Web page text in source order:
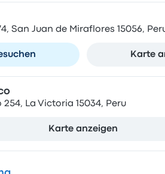
San Juan de Miraflores 15056,
Karte
La Victoria 15034, Peru
Karte anzeigen